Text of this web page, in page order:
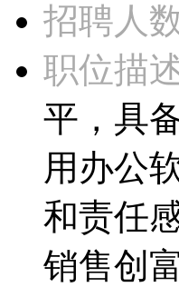
招聘人
职位描
平，具
用办公
和责任
销售创